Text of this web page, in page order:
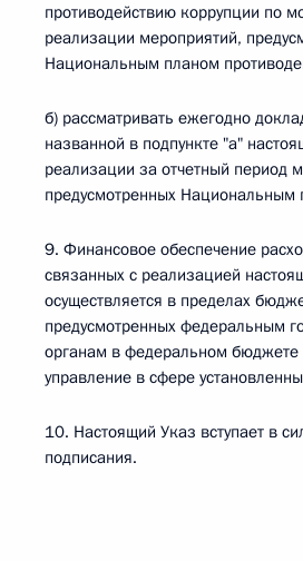
противодействию коррупции по
реализации мероприятий,
Национальным планом
б) рассматривать ежегодно
названной в подпункте "а"
реализации за отчетный период
предусмотренных Национальным
9. Финансовое обеспечение
связанных с реализацией
осуществляется в пределах
предусмотренных федеральным
органам в федеральном бюджете
управление в сфере
10. Настоящий Указ вступает в
подписания.